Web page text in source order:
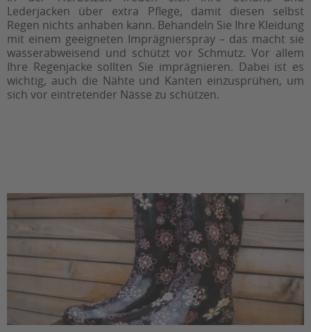
Lederjacken über extra Pflege, damit diesen selbst
Regen nichts anhaben kann. Behandeln Sie Ihre Kleidung
mit einem geeigneten Imprägnierspray – das macht sie
wasserabweisend und schützt vor Schmutz. Vor allem
Ihre Regenjacke sollten Sie imprägnieren. Dabei ist es
wichtig, auch die Nähte und Kanten einzusprühen, um
sich vor eintretender Nässe zu schützen.